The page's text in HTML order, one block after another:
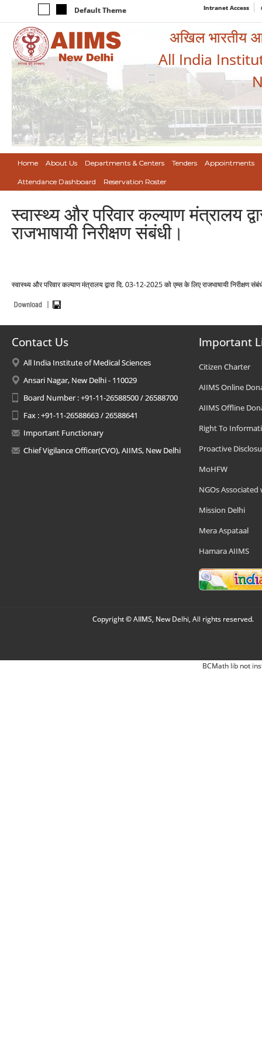
Default Theme Intranet Access
अखिल भारतीय
All India
Home About Us Departments & Centers Tenders Appointments
Attendance Dashboard Reservation Roster
स्‍वास्‍थ्‍य और परिवार कल्‍याण मंत्रालय
राजभाषायी निरीक्षण संबंधी।
स्‍वास्‍थ्‍य और परिवार कल्‍याण मंत्रालय द्वारा दि. 03-12-2025 को एम्स के लिए राजभाषायी निरीक्षण
Contact Us
All India Institute of Medical Sciences
Ansari Nagar, New Delhi - 110029
Board Number : +91-11-26588500 / 26588700
Fax : +91-11-26588663 / 26588641
Important Functionary
Chief Vigilance Officer(CVO), AIIMS, New Delhi
Important
Citizen Charter
AIIMS Online
AIIMS Offline
Right To
Proactive
MoHFW
NGOs Associated
Mission Delhi
Mera Aspataal
Hamara AIIMS
Copyright © AIIMS, New Delhi, All rights reserved.
BCMath lib not